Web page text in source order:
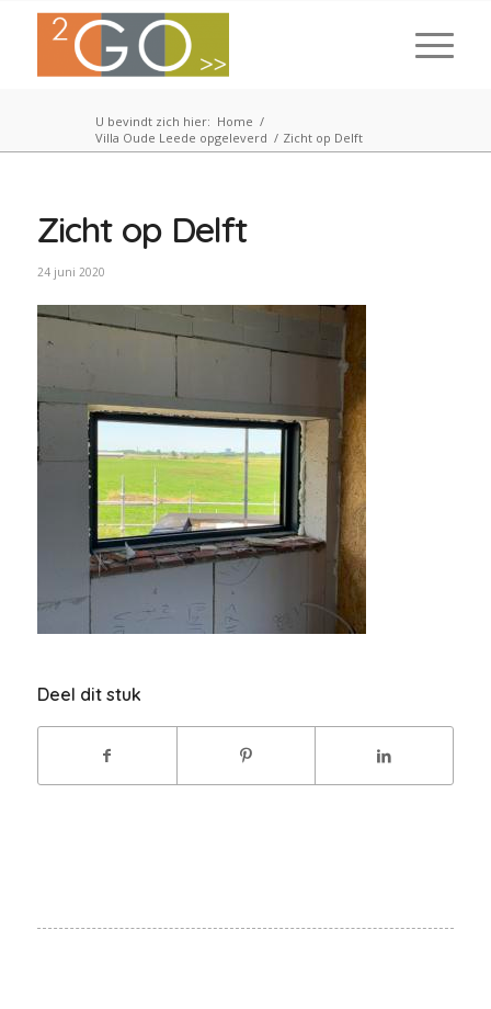
U bevindt zich hier: Home /
Villa Oude Leede opgeleverd / Zicht op Delft
Zicht op Delft
24 juni 2020
Deel dit stuk